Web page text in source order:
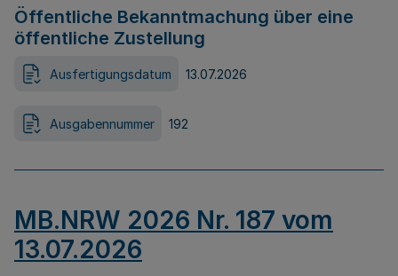
Öffentliche Bekanntmachung über eine
öffentliche Zustellung
Ausfertigungsdatum 13.07.2026
Ausgabennummer 192
MB.NRW 2026 Nr. 187 vom
13.07.2026